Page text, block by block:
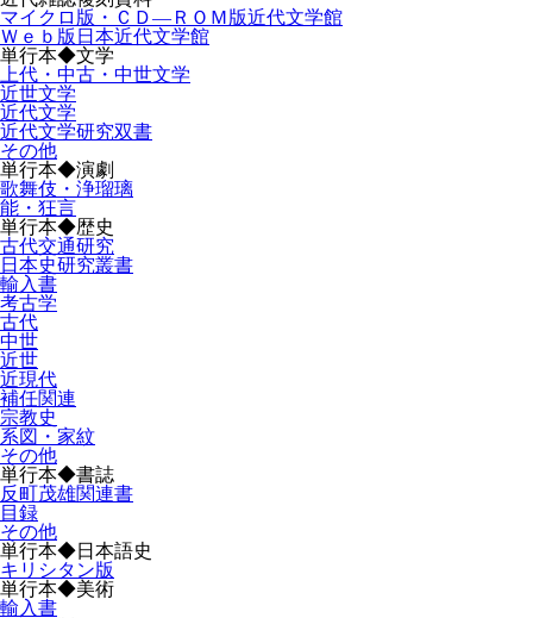
マイクロ版・ＣＤ―ＲＯＭ版近代文学館
Ｗｅｂ版日本近代文学館
単行本◆文学
上代・中古・中世文学
近世文学
近代文学
近代文学研究双書
その他
単行本◆演劇
歌舞伎・浄瑠璃
能・狂言
単行本◆歴史
古代交通研究
日本史研究叢書
輸入書
考古学
古代
中世
近世
近現代
補任関連
宗教史
系図・家紋
その他
単行本◆書誌
反町茂雄関連書
目録
その他
単行本◆日本語史
キリシタン版
単行本◆美術
輸入書